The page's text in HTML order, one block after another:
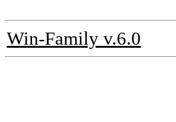
Win-Family v.6.0